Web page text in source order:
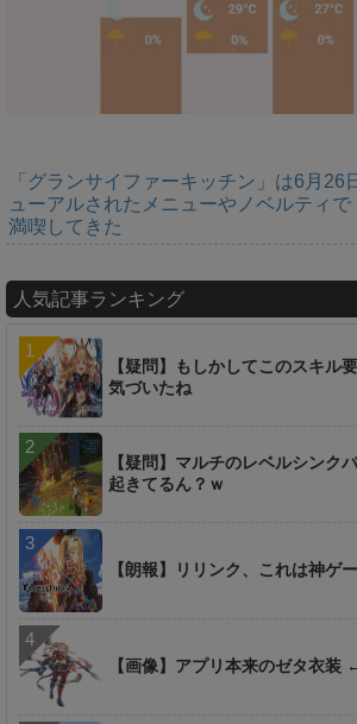
「グランサイファーキッチン」は6月
ューアルされたメニューやノベルティ
満喫してきた
人気記事ランキング
【疑問】もしかしてこのスキル
気づいたね
【疑問】マルチのレベルシンク
起きてるん？ｗ
【朗報】リリンク、これは神ゲ
【画像】アプリ本来のゼタ衣